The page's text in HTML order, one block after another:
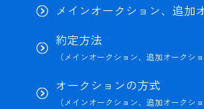
メインオークション、追加
約定方法
（メインオークション、追加オークショ
オークションの方式
（メインオークション、追加オークショ